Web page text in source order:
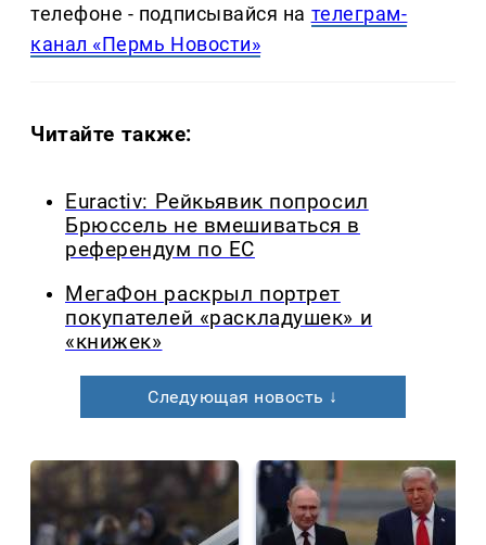
телефоне - подписывайся на телеграм-
канал «Пермь Новости»
Читайте также:
Euractiv: Рейкьявик попросил
Брюссель не вмешиваться в
референдум по ЕС
МегаФон раскрыл портрет
покупателей «раскладушек» и
«книжек»
Следующая новость ↓